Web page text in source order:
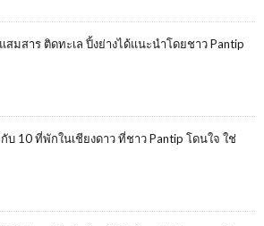
สมสาร ติดทะเล ปิ้งย่างได้แนะนำโดยชาว Pantip
บ 10 ที่พักในเชียงดาว ที่ชาว Pantip โดนใจ ใช่